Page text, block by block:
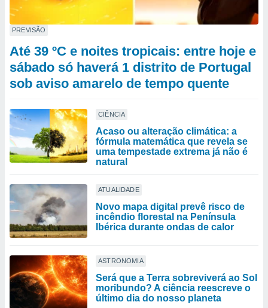
PREVISÃO
Até 39 ºC e noites tropicais: entre hoje e
sábado só haverá 1 distrito de Portugal
sob aviso amarelo de tempo quente
CIÊNCIA
Acaso ou alteração climática: a
fórmula matemática que revela se
uma tempestade extrema já não é
natural
ATUALIDADE
Novo mapa digital prevê risco de
incêndio florestal na Península
Ibérica durante ondas de calor
ASTRONOMIA
Será que a Terra sobreviverá ao Sol
moribundo? A ciência reescreve o
último dia do nosso planeta